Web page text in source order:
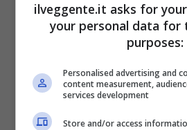
Le probabili
Capo Verde-
In questo momento non sono
probabili formazioni delle due
ilveggente.it asks for
your personal data for
purposes:
Personalised advertising and
content measurement,
services development
Store and/or access